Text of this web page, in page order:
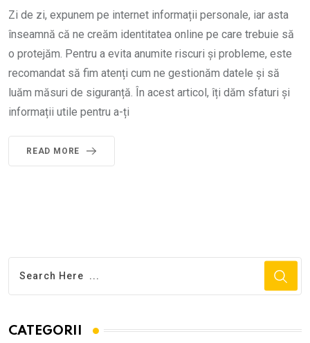
Zi de zi, expunem pe internet informații personale, iar asta
înseamnă că ne creăm identitatea online pe care trebuie să
o protejăm. Pentru a evita anumite riscuri și probleme, este
recomandat să fim atenți cum ne gestionăm datele și să
luăm măsuri de siguranță. În acest articol, îți dăm sfaturi și
informații utile pentru a-ți
READ MORE
CATEGORII